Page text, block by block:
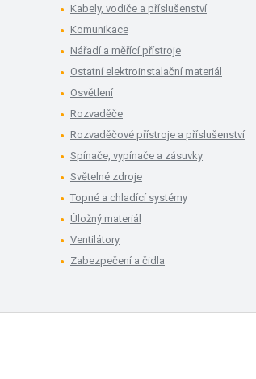
Kabely, vodiče a příslušenství
Komunikace
Nářadí a měřící přístroje
Ostatní elektroinstalační materiál
Osvětlení
Rozvaděče
Rozvaděčové přístroje a příslušenství
Spínače, vypínače a zásuvky
Světelné zdroje
Topné a chladící systémy
Úložný materiál
Ventilátory
Zabezpečení a čidla